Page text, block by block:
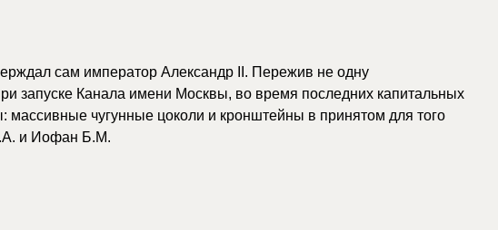
сам император Александр II. Пережив не одну
запуске Канала имени Москвы, во время последних капитальных
чугунные цоколи и кронштейны в принятом для того
и Иофан Б.М.